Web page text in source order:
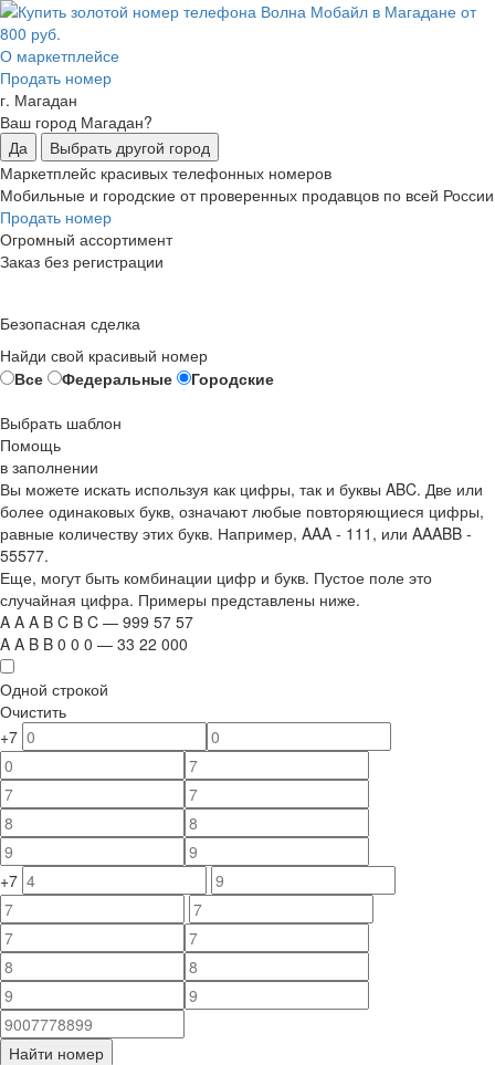
О маркетплейсе
Продать номер
г. Магадан
Ваш город Магадан?
Да
Выбрать другой город
Маркетплейс красивых телефонных номеров
Мобильные и городские от проверенных продавцов по всей России
Продать номер
Огромный ассортимент
Заказ без регистрации
Безопасная сделка
Найди свой красивый номер
Все
Федеральные
Городские
Выбрать шаблон
Помощь
в заполнении
Вы можете искать используя как цифры, так и буквы ABC. Две или
более одинаковых букв, означают любые повторяющиеся цифры,
равные количеству этих букв. Например, AAA - 111 , или AAABB -
55577.
Еще, могут быть комбинации цифр и букв. Пустое поле это
случайная цифра. Примеры представлены ниже.
A A A B C B C — 999 57 57
A A B B 0 0 0 — 33 22 000
Одной строкой
Очистить
+7
+7
Найти номер